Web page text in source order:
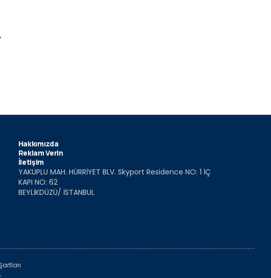
Hakkımızda
Reklam Verin
İletişim
YAKUPLU MAH. HÜRRİYET BLV. Skyport Residence NO: 1 İÇ
KAPI NO: 62
BEYLİKDÜZÜ/ İSTANBUL